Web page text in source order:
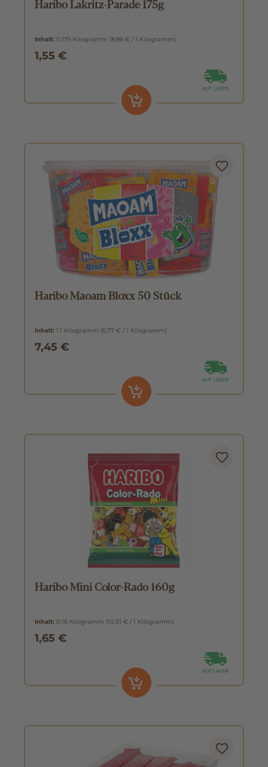
Haribo Lakritz-Parade 175g
Inhalt: 0.175 Kilogramm (8,86 € / 1 Kilogramm)
1,55 €
Haribo Maoam Bloxx 50 Stück
Inhalt: 1.1 Kilogramm (6,77 € / 1 Kilogramm)
7,45 €
Haribo Mini Color-Rado 160g
Inhalt: 0.16 Kilogramm (10,31 € / 1 Kilogramm)
1,65 €